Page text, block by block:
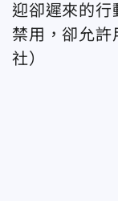
迎卻遲來的行
禁用，卻允許
社）